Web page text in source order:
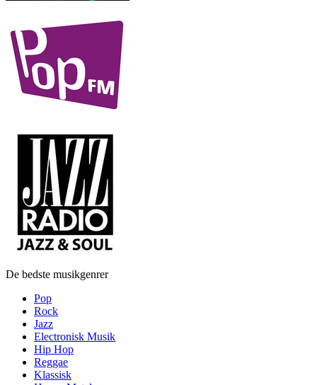
De bedste musikgenrer
Pop
Rock
Jazz
Electronisk Musik
Hip Hop
Reggae
Klassisk